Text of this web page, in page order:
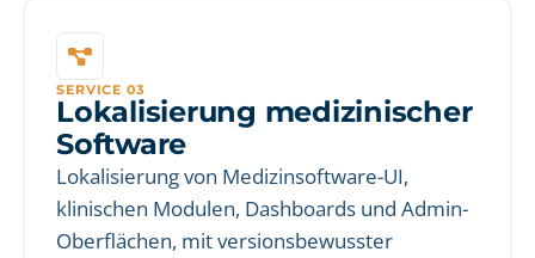
SERVICE 03
Lokalisierung medizinischer
Software
Lokalisierung von Medizinsoftware-UI,
klinischen Modulen, Dashboards und Admin-
Oberflächen, mit versionsbewusster